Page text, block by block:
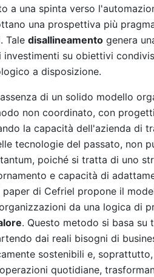
a una spinta verso
una prospettiva più
Tale disallineamento genera
su obiettivi
a disposizione.
di un solido modello
non coordinato, con
la capacità dell'azienda di
tecnologie del passato, non
poiché si tratta di uno
e capacità di
paper di Cefriel propone il
da una logica di
. Questo metodo si basa su
dai reali bisogni di
sostenibili e,
quotidiane,